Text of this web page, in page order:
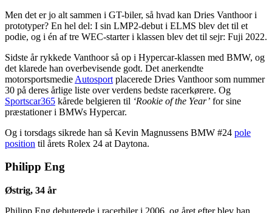
Men det er jo alt sammen i GT-biler, så hvad kan Dries Vanthoor i
prototyper? En hel del: I sin LMP2-debut i ELMS blev det til et
podie, og i én af tre WEC-starter i klassen blev det til sejr: Fuji 2022.
Sidste år rykkede Vanthoor så op i Hypercar-klassen med BMW, og
det klarede han overbevisende godt. Det anerkendte
motorsportsmedie Autosport placerede Dries Vanthoor som nummer
30 på deres årlige liste over verdens bedste racerkørere. Og
Sportscar365 kårede belgieren til ‘Rookie of the Year’ for sine
præstationer i BMWs Hypercar.
Og i torsdags sikrede han så Kevin Magnussens BMW #24 pole
position til årets Rolex 24 at Daytona.
Philipp Eng
Østrig, 34 år
Philipp Eng debuterede i racerbiler i 2006, og året efter blev han